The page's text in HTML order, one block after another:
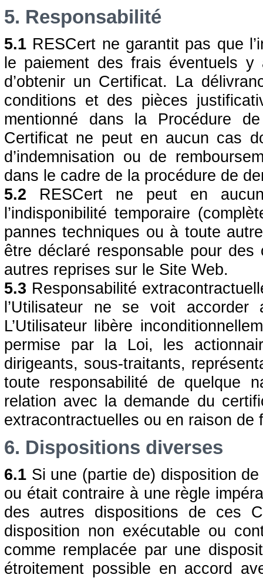
5. Responsabilité
5.1 RESCert ne garantit pas que
le paiement des frais éventuels
d’obtenir un Certificat. La
conditions et des pièces
mentionné dans la Procédure
Certificat ne peut en aucun cas
d’indemnisation ou de
dans le cadre de la procédure de
5.2 RESCert ne peut en
l’indisponibilité temporaire
pannes techniques ou à toute
être déclaré responsable pour
autres reprises sur le Site Web.
5.3 Responsabilité
l’Utilisateur ne se voit
L’Utilisateur libère
permise par la Loi, les
dirigeants, sous-traitants,
toute responsabilité de quelque
relation avec la demande du
extracontractuelles ou en raison de
6. Dispositions diverses
6.1 Si une (partie de) disposition
ou était contraire à une règle
des autres dispositions de ces
disposition non exécutable ou
comme remplacée par une
étroitement possible en accord